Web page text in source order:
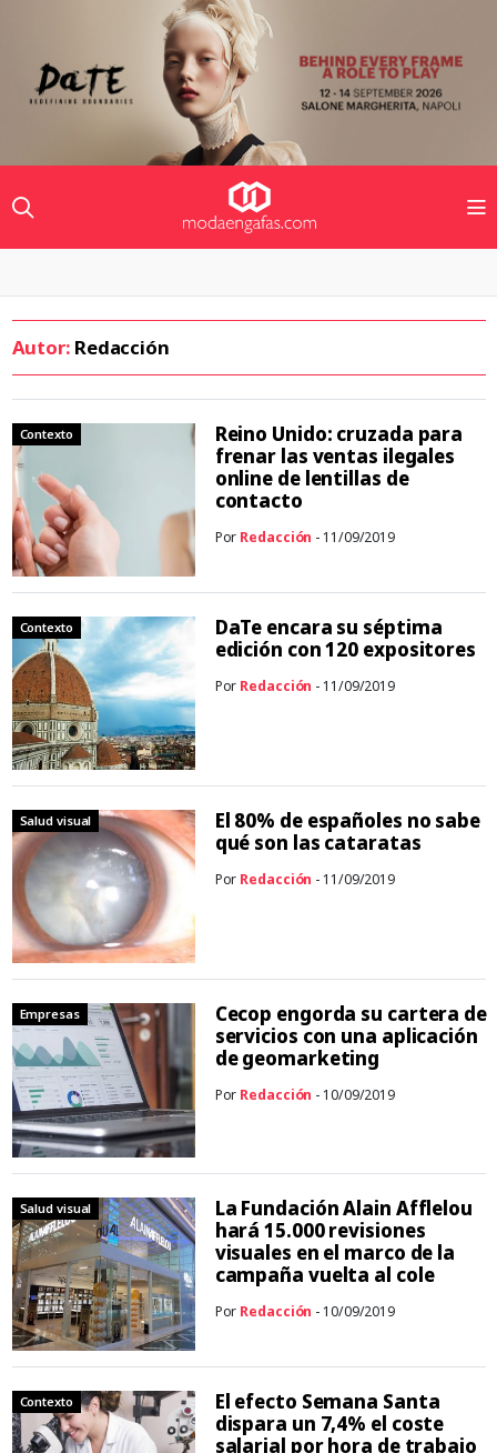
Autor: Redacción
Contexto
Reino Unido: cruzada para
frenar las ventas ilegales
online de lentillas de
contacto
Por Redacción - 11/09/2019
Contexto
DaTe encara su séptima
edición con 120 expositores
Por Redacción - 11/09/2019
Salud visual
El 80% de españoles no sabe
qué son las cataratas
Por Redacción - 11/09/2019
Empresas
Cecop engorda su cartera de
servicios con una aplicación
de geomarketing
Por Redacción - 10/09/2019
Salud visual
La Fundación Alain Afflelou
hará 15.000 revisiones
visuales en el marco de la
campaña vuelta al cole
Por Redacción - 10/09/2019
Contexto
El efecto Semana Santa
dispara un 7,4% el coste
salarial por hora de trabajo